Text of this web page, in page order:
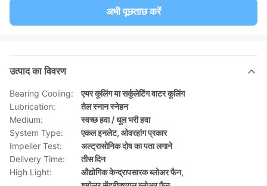
अभी पूछताछ करें
उत्पाद का विवरण
Bearing Cooling:
एयर कूलिंग या सर्कुलेटिंग वाटर कूलिंग
Lubrication:
तेल स्नान स्नेहन
Medium:
स्वच्छ हवा / धूल भरी हवा
System Type:
एकल इनलेट, ओवरहांग प्रकार
Impeller Test:
अल्ट्रासोनिक दोष का पता लगाने
Delivery Time:
तीस दिन
High Light:
औद्योगिक केन्द्रापसारक ब्लोअर फैन,